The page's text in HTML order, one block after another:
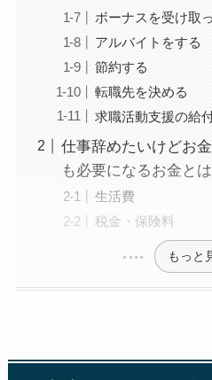
ボーナスを受け取
アルバイトをする
節約する
転職先を決める
求職活動支援の給
仕事辞めたいけどお
も必要になるお金とは
生活費
税金・保険料
もっと